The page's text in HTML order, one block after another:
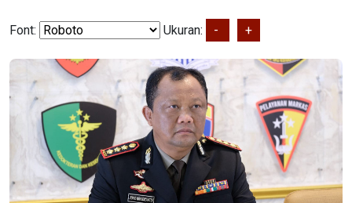
Font: Ukuran: - +